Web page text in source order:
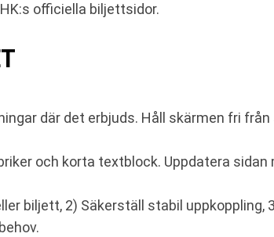
officiella biljettsidor.
där det erbjuds. Håll skärmen fri
och korta textblock. Uppdatera
biljett, 2) Säkerställ stabil uppkoppling,